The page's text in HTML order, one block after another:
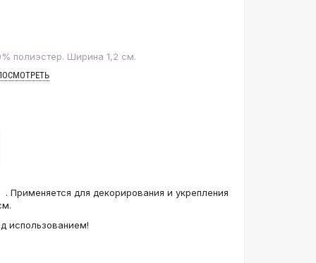
полиэстер. Ширина 1,2 см.
Применяется для декорирования и укрепления
использованием!